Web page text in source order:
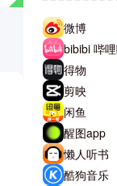
微博
bibibi 哔
得物
剪映
闲鱼
醒图app
懒人听书
酷狗音乐